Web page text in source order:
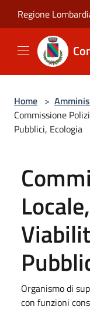
Regione
Home >
Commissione
Pubblici, Ecologia
Organismo di
con funzioni